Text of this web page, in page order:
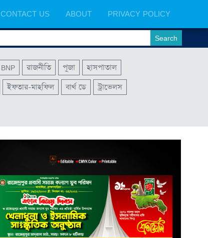
CONTACT US ABOUT PRIVACY POLICY
BNP রাজনীতি পূজা
হাসপাতাল
ইফতার-মাহফিল বার্থ ডে
ট্রাভেলস